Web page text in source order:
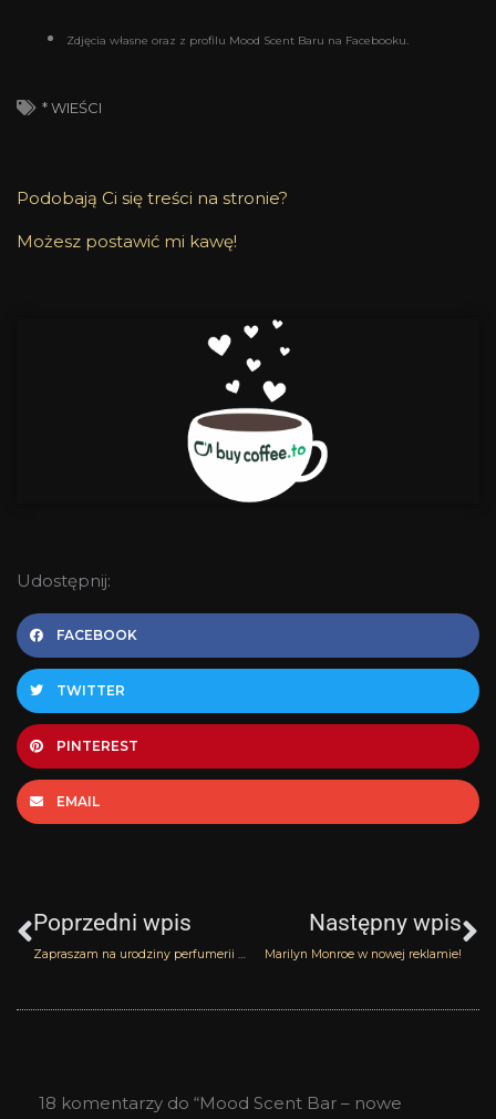
Zdjęcia własne oraz z profilu Mood Scent Baru na Facebooku.
* WIEŚCI
Podobają Ci się treści na stronie?
Możesz postawić mi kawę!
Udostępnij:
FACEBOOK
TWITTER
PINTEREST
EMAIL
Poprzedni wpis
Zapraszam na urodziny perfumerii Laselection
Następny wpis
Marilyn Monroe w nowej reklamie!
18 komentarzy do “Mood Scent Bar – nowe